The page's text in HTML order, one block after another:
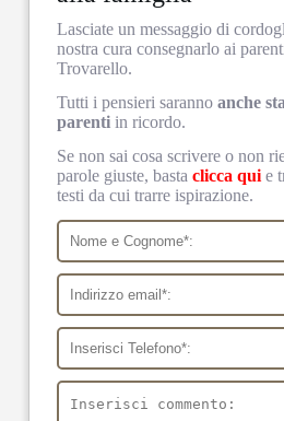
Lasciate un messaggio di
nostra cura consegnarlo ai
Trovarello.
Tutti i pensieri sarannoanche
parenti in ricordo.
Se non sai cosa scrivere o non
parole giuste, bastaclicca qui e
testi da cui trarre ispirazione.